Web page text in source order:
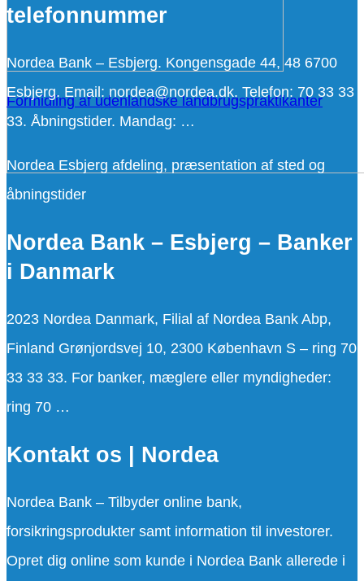
Formidling af udenlandske landbrugspraktikanter
telefonnummer
Nordea Bank – Esbjerg. Kongensgade 44, 48 6700
Esbjerg. Email: nordea@nordea.dk. Telefon: 70 33 33
33. Åbningstider. Mandag: …
Nordea Esbjerg afdeling, præsentation af sted og
åbningstider
Nordea Bank – Esbjerg – Banker
i Danmark
2023 Nordea Danmark, Filial af Nordea Bank Abp,
Finland Grønjordsvej 10, 2300 København S – ring 70
33 33 33. For banker, mæglere eller myndigheder:
ring 70 …
Kontakt os | Nordea
Nordea Bank – Tilbyder online bank,
forsikringsprodukter samt information til investorer.
Opret dig online som kunde i Nordea Bank allerede i